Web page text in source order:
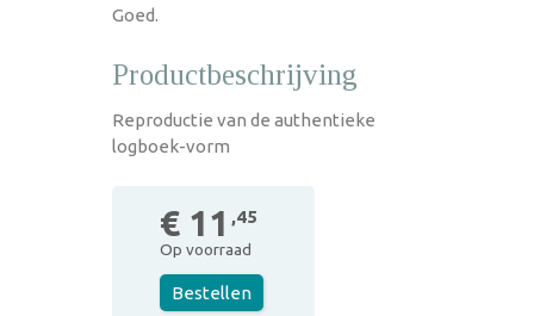
Goed.
Productbeschrijving
Reproductie van de authentieke
logboek-vorm
€ 11 ,45
Op voorraad
Bestellen